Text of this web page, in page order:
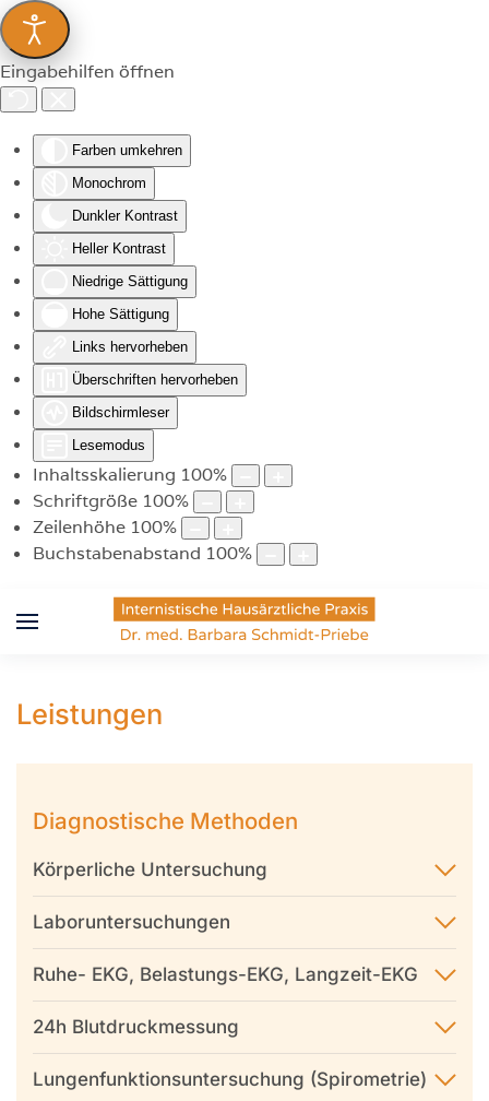
Eingabehilfen öffnen
Farben umkehren
Monochrom
Dunkler Kontrast
Heller Kontrast
Niedrige Sättigung
Hohe Sättigung
Links hervorheben
Überschriften hervorheben
Bildschirmleser
Lesemodus
Inhaltsskalierung 100%
Schriftgröße 100%
Zeilenhöhe 100%
Buchstabenabstand 100%
Zum Hauptinhalt springen
Leistungen
Diagnostische Methoden
Körperliche Untersuchung
Laboruntersuchungen
Ruhe- EKG, Belastungs-EKG, Langzeit-EKG
24h Blutdruckmessung
Lungenfunktionsuntersuchung (Spirometrie)